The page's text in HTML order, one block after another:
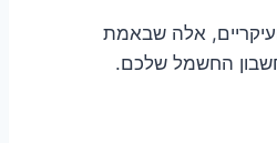
אלה שבאמת
החשמל שלכם.